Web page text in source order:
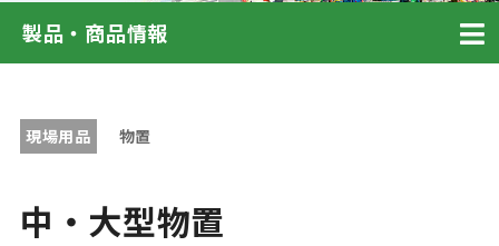
製品・商品情報
現場用品 物置
中・大型物置